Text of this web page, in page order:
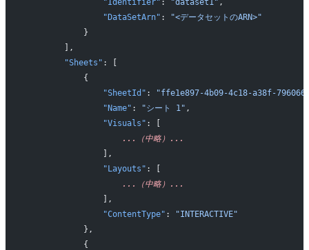
                "DataSetArn"
:
"<データセットのARN>"
            }
        ],
        "Sheets"
: [
            {
                "SheetId"
:
"ffe1e897-4b09-4c18-a38f-
                "Name"
: "シート 1" ,
                "Visuals"
: [
                    ...（中略）...
                ],
                "Layouts"
: [
                    ...（中略）...
                ],
                "ContentType"
:
"INTERACTIVE"
            },
            {